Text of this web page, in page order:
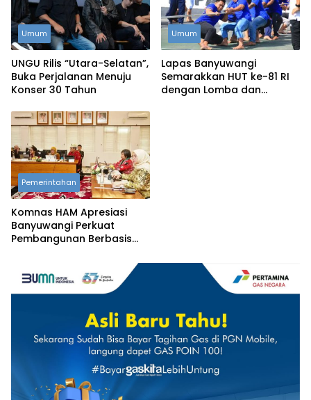
Umum
UNGU Rilis “Utara-Selatan”,
Buka Perjalanan Menuju
Konser 30 Tahun
Umum
Lapas Banyuwangi
Semarakkan HUT ke-81 RI
dengan Lomba dan
Pemerintahan
Komnas HAM Apresiasi
Banyuwangi Perkuat
Pembangunan Berbasis